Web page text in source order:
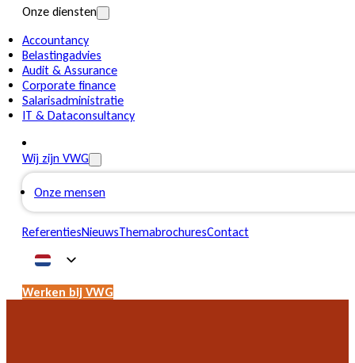
Onze diensten
Accountancy
Belastingadvies
Audit & Assurance
Corporate finance
Salarisadministratie
IT & Dataconsultancy
Wij zijn VWG
Onze mensen
ReferentiesNieuwsThemabrochuresContact
Werken bij VWG